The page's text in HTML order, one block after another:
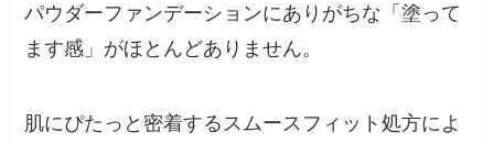
パウダーファンデーションにありがちな「塗って
ます感」がほとんどありません。
肌にぴたっと密着するスムースフィット処方によ